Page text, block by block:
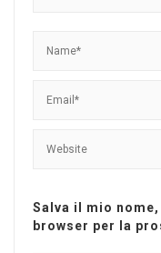
Salva il mio
browser per la